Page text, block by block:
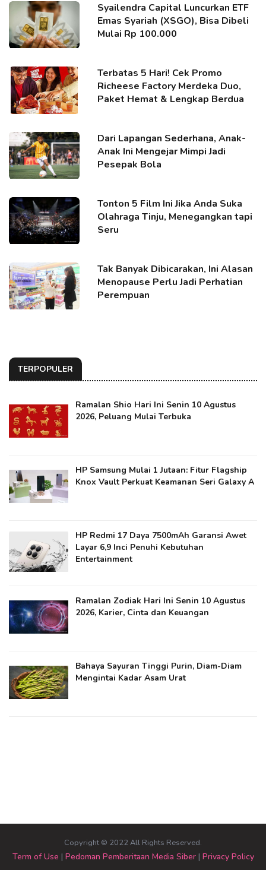
Syailendra Capital Luncurkan ETF
Emas Syariah (XSGO), Bisa Dibeli
Mulai Rp 100.000
Terbatas 5 Hari! Cek Promo
Richeese Factory Merdeka Duo,
Paket Hemat & Lengkap Berdua
Dari Lapangan Sederhana, Anak-
Anak Ini Mengejar Mimpi Jadi
Pesepak Bola
Tonton 5 Film Ini Jika Anda Suka
Olahraga Tinju, Menegangkan tapi
Seru
Tak Banyak Dibicarakan, Ini Alasan
Menopause Perlu Jadi Perhatian
Perempuan
TERPOPULER
Ramalan Shio Hari Ini Senin 10 Agustus
2026, Peluang Mulai Terbuka
HP Samsung Mulai 1 Jutaan: Fitur Flagship
Knox Vault Perkuat Keamanan Seri Galaxy A
HP Redmi 17 Daya 7500mAh Garansi Awet
Layar 6,9 Inci Penuhi Kebutuhan
Entertainment
Ramalan Zodiak Hari Ini Senin 10 Agustus
2026, Karier, Cinta dan Keuangan
Bahaya Sayuran Tinggi Purin, Diam-Diam
Mengintai Kadar Asam Urat
Copyright © 2022 All Rights Reserved.
Term of Use | Pedoman Pemberitaan Media Siber| Privacy Policy